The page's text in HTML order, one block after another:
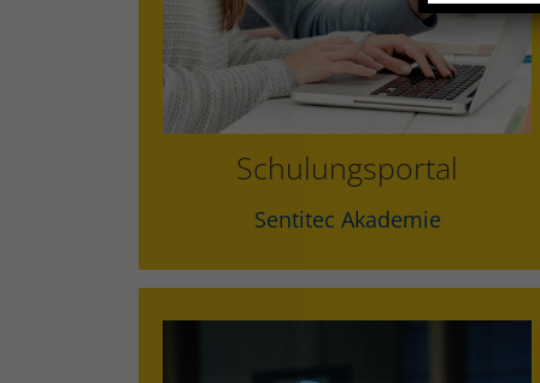
Schulungsportal
Sentitec Akademie
Datenschutz